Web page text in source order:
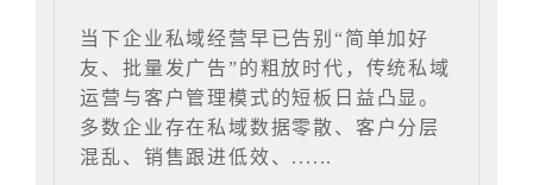
当下企业私域经营早已告别“简单加好
友、批量发广告”的粗放时代，传统私域
运营与客户管理模式的短板日益凸显。
多数企业存在私域数据零散、客户分层
混乱、销售跟进低效、......